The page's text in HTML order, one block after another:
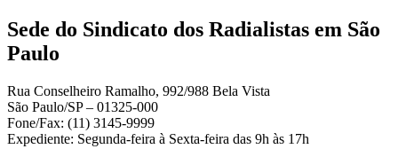
Sede do Sindicato dos Radialistas em São
Paulo
Rua Conselheiro Ramalho, 992/988 Bela Vista
São Paulo/SP – 01325-000
Fone/Fax: (11) 3145-9999
Expediente: Segunda-feira à Sexta-feira das 9h às 17h